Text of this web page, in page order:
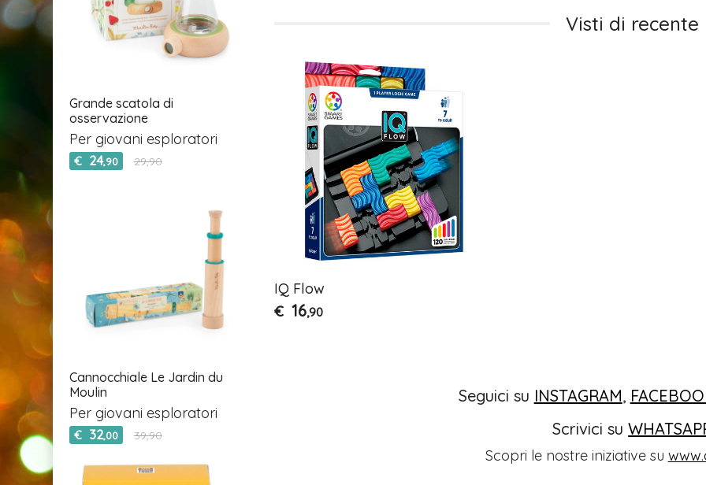
Visti di recente
IQ Flow
€ 16,90
Seguici su INSTAGRAM,
Scrivici su
Scopri le nostre iniziative su
Grande scatola di
osservazione
Per giovani esploratori
€ 24,90 29,90
Cannocchiale Le Jardin du
Moulin
Per giovani esploratori
€ 32,00 39,90